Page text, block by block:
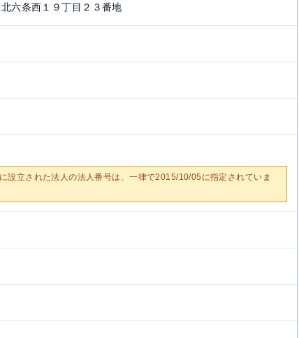
六条西１９丁目２３番地
設立された法人の法人番号は、一律で2015/10/05に指定されていま